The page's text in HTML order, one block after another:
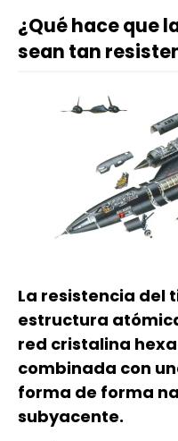
¿Qué hace que
sean tan
La resistencia del
estructura
red cristalina
combinada con
forma de forma
subyacente.